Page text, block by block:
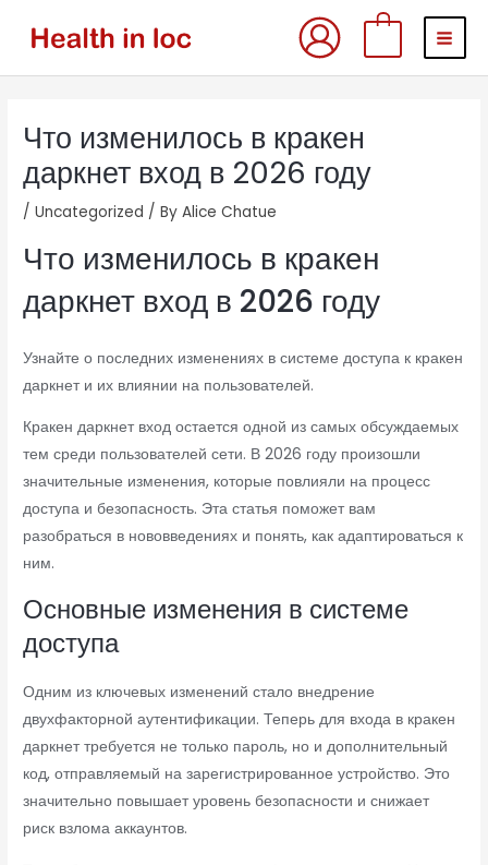
Что изменилось в кракен
даркнет вход в 2026 году
/Uncategorized / ByAlice Chatue
Что изменилось в кракен
даркнет вход в 2026 году
Узнайте о последних изменениях в системе доступа к кракен
даркнет и их влиянии на пользователей.
Кракен даркнет вход остается одной из самых обсуждаемых
тем среди пользователей сети. В 2026 году произошли
значительные изменения, которые повлияли на процесс
доступа и безопасность. Эта статья поможет вам
разобраться в нововведениях и понять, как адаптироваться к
ним.
Основные изменения в системе
доступа
Одним из ключевых изменений стало внедрение
двухфакторной аутентификации. Теперь для входа в кракен
даркнет требуется не только пароль, но и дополнительный
код, отправляемый на зарегистрированное устройство. Это
значительно повышает уровень безопасности и снижает
риск взлома аккаунтов.
navigation